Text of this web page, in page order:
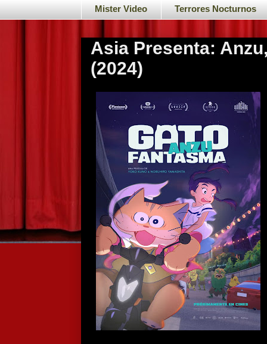
Mister Video Terrores Nocturnos
Asia Presenta:
(2024)